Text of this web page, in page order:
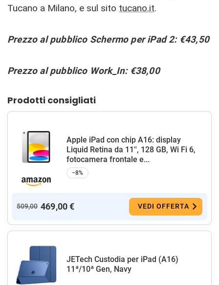
Tucano a Milano, e sul sito tucano.it.
Prezzo al pubblico Schermo per iPad 2: €43,50
Prezzo al pubblico Work_In: €38,00
Prodotti consigliati
Apple iPad con chip A16: display
Liquid Retina da 11'', 128 GB, Wi Fi 6,
fotocamera frontale e...
−8%
509,00 469,00 € VEDI OFFERTA
JETech Custodia per iPad (A16)
11ª/10ª Gen, Navy